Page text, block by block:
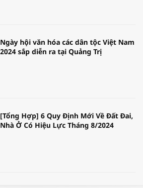
Ngày hội văn hóa các dân tộc Việt Nam
2024 sắp diễn ra tại Quảng Trị
[Tổng Hợp] 6 Quy Định Mới Về Đất Đai,
Nhà Ở Có Hiệu Lực Tháng 8/2024